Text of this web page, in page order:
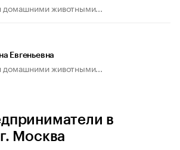
домашними животными...
Евгеньевна
домашними животными...
в
Москва